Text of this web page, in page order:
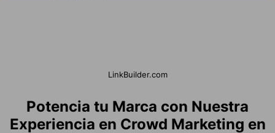
LinkBuilder.com
Potencia tu Marca con Nuestra
Experiencia en Crowd Marketing en